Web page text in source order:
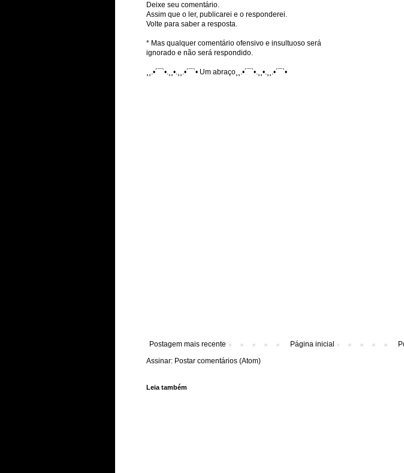
Deixe seu comentário.
Assim que o ler, publicarei e o responderei.
Volte para saber a resposta.
* Mas qualquer comentário ofensivo e insultuoso será
ignorado e não será respondido.
¸¸.•´¯`•.¸¸•.¸¸.•´¯`• Um abraço¸¸.•´¯`•.¸¸•.¸¸.•´¯`•
Postagem mais recente
Página inicial
Assinar: Postar comentários (Atom)
Leia também